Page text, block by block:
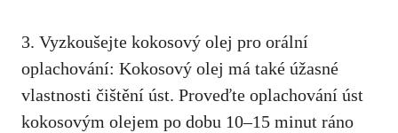
3.‍ Vyzkoušejte ⁢kokosový olej pro orální
oplachování: Kokosový olej má také úžasné
vlastnosti čištění úst. ⁢Proveďte oplachování úst
kokosovým olejem po dobu⁢ 10–15 minut ráno